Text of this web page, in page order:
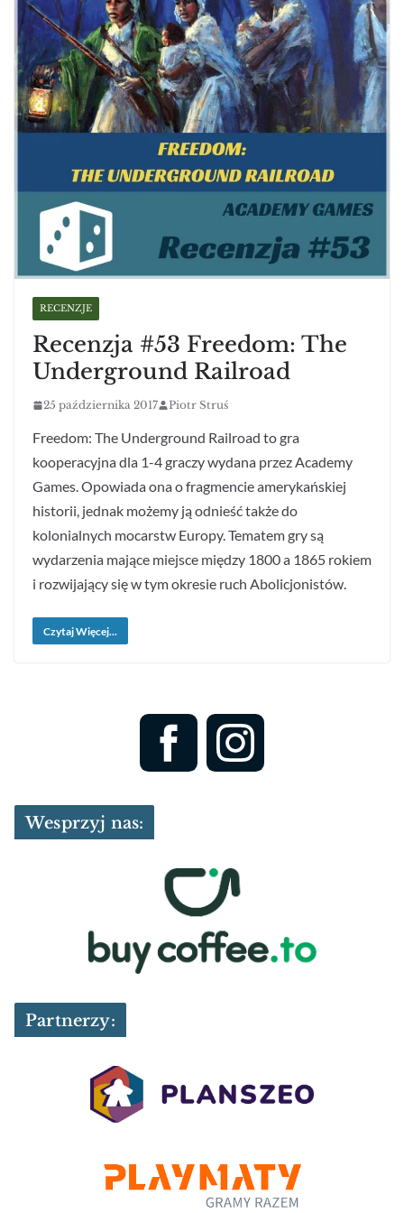
RECENZJE
Recenzja #53 Freedom: The
Underground Railroad
25 października 2017 Piotr Struś
Freedom: The Underground Railroad to gra
kooperacyjna dla 1-4 graczy wydana przez Academy
Games. Opowiada ona o fragmencie amerykańskiej
historii, jednak możemy ją odnieść także do
kolonialnych mocarstw Europy. Tematem gry są
wydarzenia mające miejsce między 1800 a 1865 rokiem
i rozwijający się w tym okresie ruch Abolicjonistów.
Czytaj Więcej...
Wesprzyj nas:
Partnerzy: